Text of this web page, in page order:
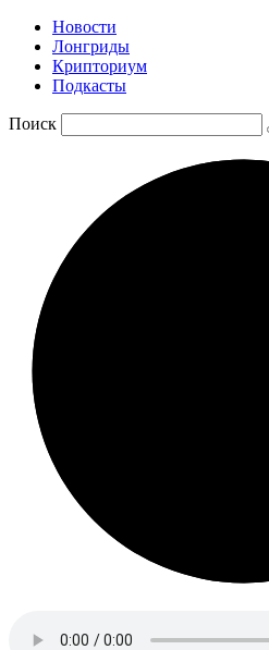
Новости
Лонгриды
Крипториум
Подкасты
Поиск